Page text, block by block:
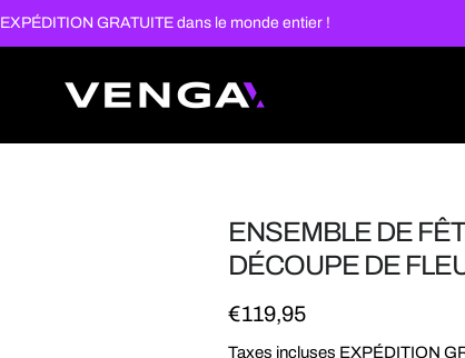
EXPÉDITION GRATUITE dans le monde entier !
ENSEMBLE DE
DÉCOUPE DE
Prix habituel
€119,95
Taxes incluses EXPÉDITION